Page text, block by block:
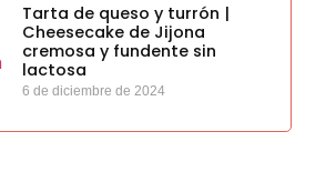
Tarta de queso y turrón |
Cheesecake de Jijona
cremosa y fundente sin
lactosa
6 de diciembre de 2024